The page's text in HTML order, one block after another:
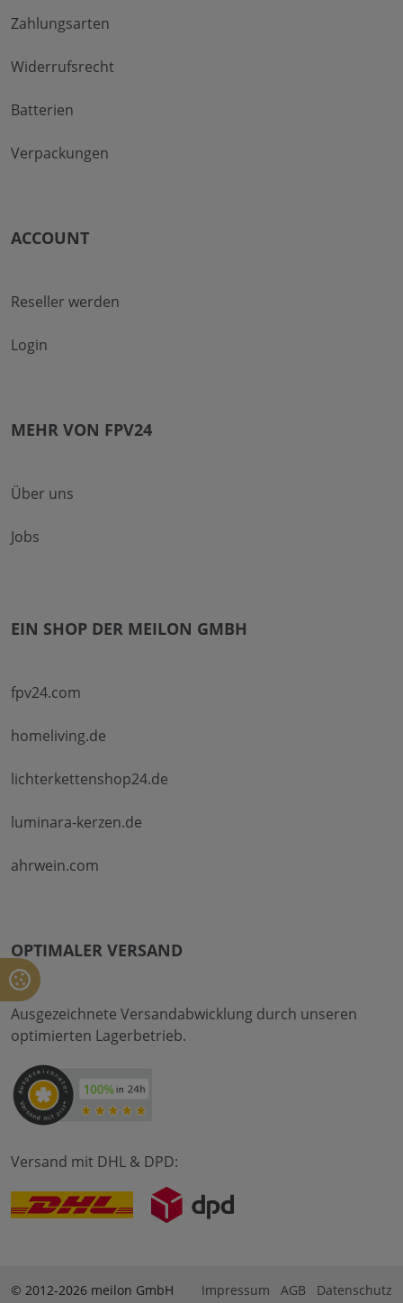
Zahlungsarten
Widerrufsrecht
Batterien
Verpackungen
ACCOUNT
Reseller werden
Login
MEHR VON FPV24
Über uns
Jobs
EIN SHOP DER MEILON GMBH
fpv24.com
homeliving.de
lichterkettenshop24.de
luminara-kerzen.de
ahrwein.com
OPTIMALER VERSAND
Ausgezeichnete Versandabwicklung durch unseren
optimierten Lagerbetrieb.
Versand mit DHL & DPD:
© 2012-2026 meilon GmbH Impressum AGB Datenschutz